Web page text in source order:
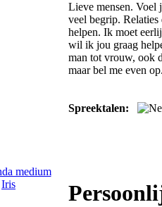
Lieve mensen. Voel
veel begrip.
helpen. Ik moet
wil ik jou graag
man tot vrouw, ook
maar bel me even
Spreektalen: